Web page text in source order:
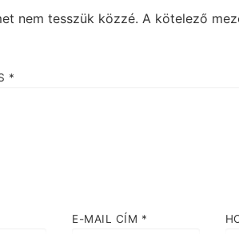
nem tesszük közzé. A kötelező
*
E-MAIL CÍM *